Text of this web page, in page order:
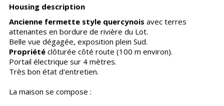
Housing description
Ancienne fermette style quercynois avec terres
attenantes en bordure de rivière du Lot.
Belle vue dégagée, exposition plein Sud.
Propriété clôturée côté route (100 m environ).
Portail électrique sur 4 mètres.
Très bon état d'entretien.
La maison se compose :